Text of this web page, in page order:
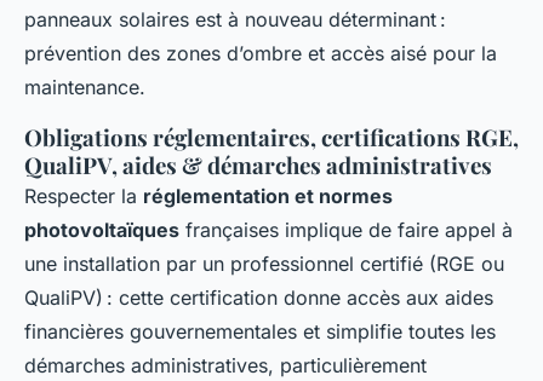
panneaux solaires est à nouveau déterminant :
prévention des zones d’ombre et accès aisé pour la
maintenance.
Obligations réglementaires, certifications RGE,
QualiPV, aides & démarches administratives
Respecter la réglementation et normes
photovoltaïques françaises implique de faire appel à
une installation par un professionnel certifié (RGE ou
QualiPV) : cette certification donne accès aux aides
financières gouvernementales et simplifie toutes les
démarches administratives, particulièrement